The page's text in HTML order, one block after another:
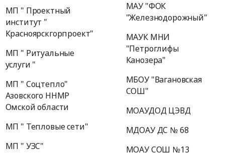
МП " Проектный
институт "
Красноярскгорпроект"
МП " Ритуальные
услуги "
МП " Соцтепло"
Азовского ННМР
Омской области
МП " Тепловые сети"
МП " УЗС"
МАУ "ФОК
"Железнодорожный"
МАУК МНИ
"Петроглифы
Канозера"
МБОУ "Вагановская
СОШ"
МОАУДОД ЦЭВД
МДОАУ ДС № 68
МОАУ СОШ №13